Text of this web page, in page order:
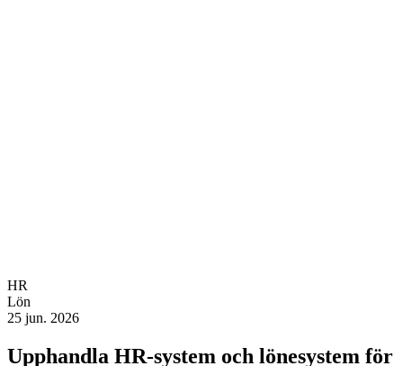
HR
Lön
25 jun. 2026
Upphandla HR-system och lönesystem för